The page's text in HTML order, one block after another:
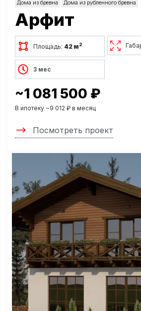
Дома из бревна Дома из рубленного бревна
Арфит
Площадь: 42 м2
3 мес
~1 081 500 ₽
В ипотеку ~9 012 ₽ в месяц
Посмотреть проект